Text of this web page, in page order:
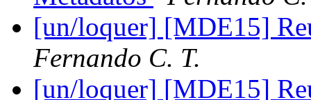
[un/loquer] [MDE15]
Fernando C. T.
[un/loquer] [MDE15]